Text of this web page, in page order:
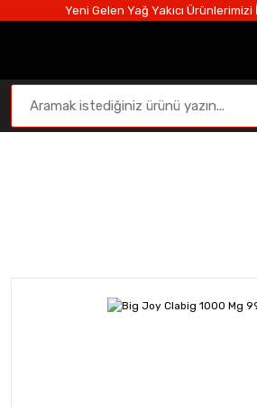
Yeni Gelen Yağ Yakıcı